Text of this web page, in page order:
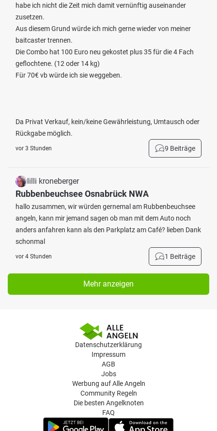
habe ich nicht die Zeit mich damit vernünftig auseinander
zusetzen.
Aus diesem Grund würde ich mich gerne wieder von meiner
baitcaster trennen.
Die Combo hat 100 Euro neu gekostet plus 35 für die 4 Fach
geflochtene. (12 oder 14 kg)
Für 70€ vb würde ich sie weggeben.
Da Privat Verkauf, kein/keine Gewährleistung, Umtausch oder
Rückgabe möglich.
vor 3 Stunden 9 Beiträge
lilli kroneberger
Rubbenbeuchsee Osnabrück NWA
hallo zusammen, wir würden gernemal am Rubbenbeuchsee
angeln, kann mir jemand sagen ob man mit dem Auto noch
anders anfahren kann als den Parkplatz am Café? lieben Dank
schonmal
vor 4 Stunden 1 Beiträge
Mehr anzeigen
Datenschutzerklärung
Impressum
AGB
Jobs
Werbung auf Alle Angeln
Community Regeln
Die besten Angelknoten
FAQ